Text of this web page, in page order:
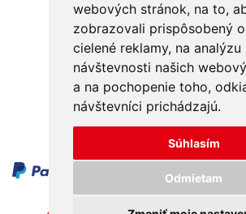
webových stránok, na to,
zobrazovali prispôsobený
cielené reklamy, na analýzu
návštevnosti našich
a na pochopenie toho,
návštevníci prichádzajú.
Súhlasím
Odmietam
Ochrana osobných údajov
Odstúpenie od zmluvy
Reklamácie